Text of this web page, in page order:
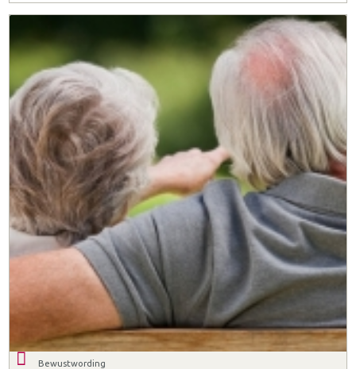
Bewustwording